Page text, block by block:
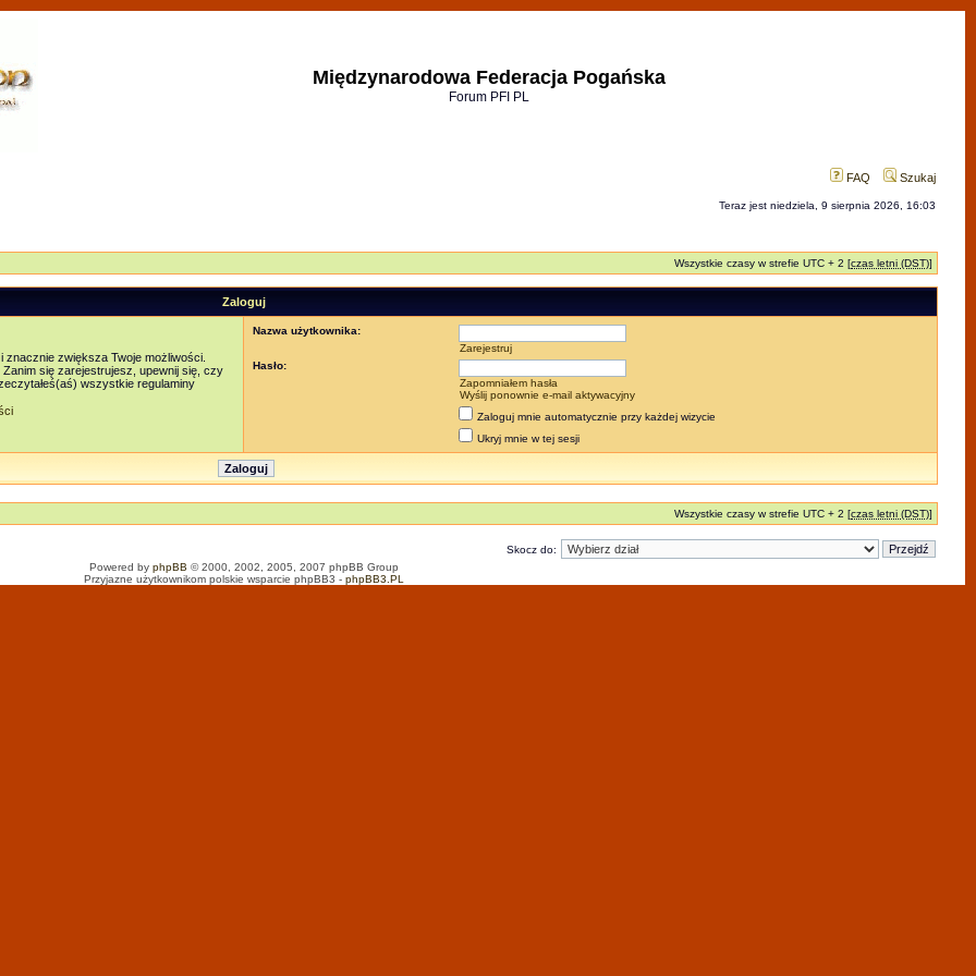
Międzynarodowa Federacja Pogańska
Forum PFI PL
FAQ Szukaj
Teraz jest niedziela, 9 sierpnia 2026, 16:03
Wszystkie czasy w strefie UTC + 2 [czas letni (DST)]
Zaloguj
zwiększa Twoje możliwości.
się zarejestrujesz, upewnij się, czy
wszystkie regulaminy
Nazwa użytkownika:
Zarejestruj
Hasło:
Zapomniałem hasła
Wyślij ponownie e-mail aktywacyjny
Zaloguj mnie automatycznie przy każdej wizycie
Ukryj mnie w tej sesji
Wszystkie czasy w strefie UTC + 2 [czas letni (DST)]
Skocz do:
Powered by phpBB © 2000, 2002, 2005, 2007 phpBB Group
Przyjazne użytkownikom polskie wsparcie phpBB3 - phpBB3.PL